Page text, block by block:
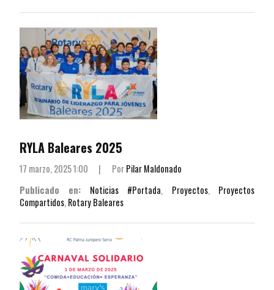
RYLA Baleares 2025
17 marzo, 2025 1:00 | PorPilar Maldonado
Publicado en:
Noticias #Portada, Proyectos, Proyectos
Compartidos, Rotary Baleares